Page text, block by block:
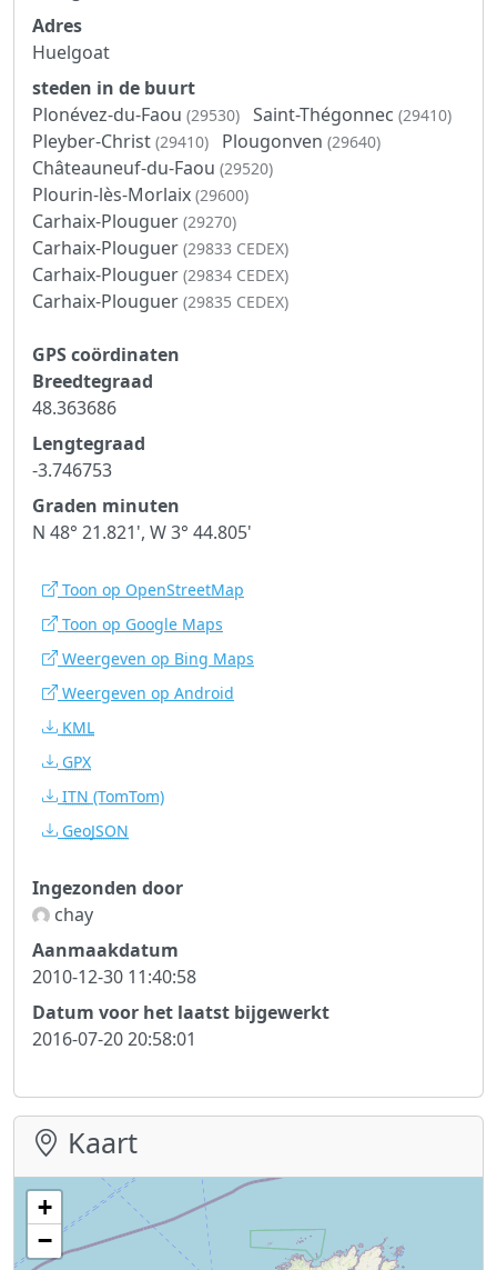
Adres
Huelgoat
steden in de buurt
Plonévez-du-Faou (29530) Saint-Thégonnec (29410)
Pleyber-Christ (29410) Plougonven (29640)
Châteauneuf-du-Faou (29520)
Plourin-lès-Morlaix (29600)
Carhaix-Plouguer (29270)
Carhaix-Plouguer (29833 CEDEX)
Carhaix-Plouguer (29834 CEDEX)
Carhaix-Plouguer (29835 CEDEX)
GPS coördinaten
Breedtegraad
48.363686
Lengtegraad
-3.746753
Graden minuten
N 48° 21.821', W 3° 44.805'
Toon op OpenStreetMap
Toon op Google Maps
Weergeven op Bing Maps
Weergeven op Android
KML
GPX
ITN (TomTom)
GeoJSON
Ingezonden door
chay
Aanmaakdatum
2010-12-30 11:40:58
Datum voor het laatst bijgewerkt
2016-07-20 20:58:01
Kaart
+
−